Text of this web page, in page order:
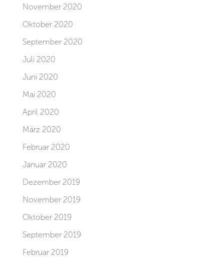
November 2020
Oktober 2020
September 2020
Juli 2020
Juni 2020
Mai 2020
April 2020
März 2020
Februar 2020
Januar 2020
Dezember 2019
November 2019
Oktober 2019
September 2019
Februar 2019